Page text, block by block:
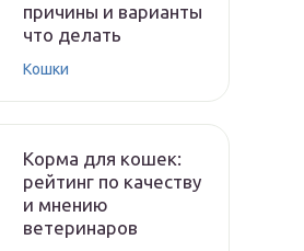
причины и варианты
что делать
Кошки
Корма для кошек:
рейтинг по качеству
и мнению
ветеринаров